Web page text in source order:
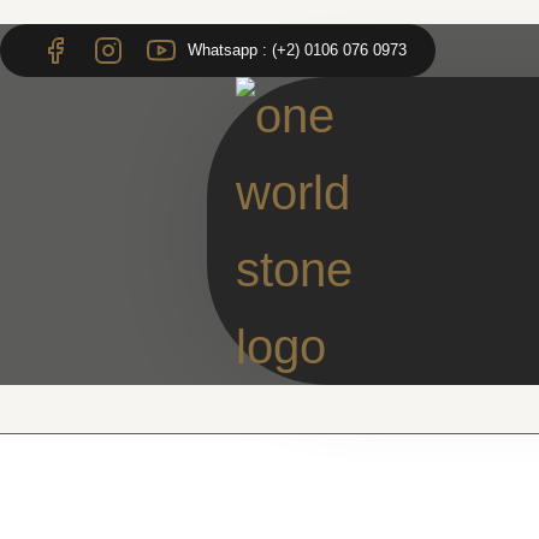
Whatsapp : (+2) 0106 076 0973
to
content
to
content